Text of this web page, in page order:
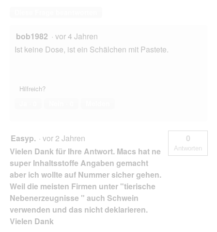
bob1982 · vor 4 Jahren
Ist keine Dose, ist ein Schälchen mit Pastete.
Hilfreich?
Easyp. · vor 2 Jahren
Vielen Dank für Ihre Antwort. Macs hat ne
super Inhaltsstoffe Angaben gemacht
aber ich wollte auf Nummer sicher gehen.
Weil die meisten Firmen unter "tierische
Nebenerzeugnisse " auch Schwein
verwenden und das nicht deklarieren.
Vielen Dank
0
Antworten